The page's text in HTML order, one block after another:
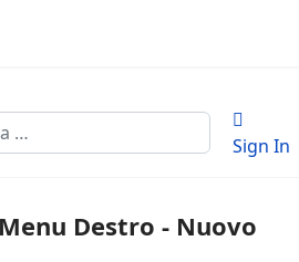
Sign In
Menu Destro - Nuovo